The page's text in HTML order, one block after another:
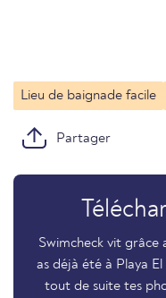
Lieu de baignade facile
Partager
Swimcheck vit grâce
as déjà été à Playa
tout de suite tes